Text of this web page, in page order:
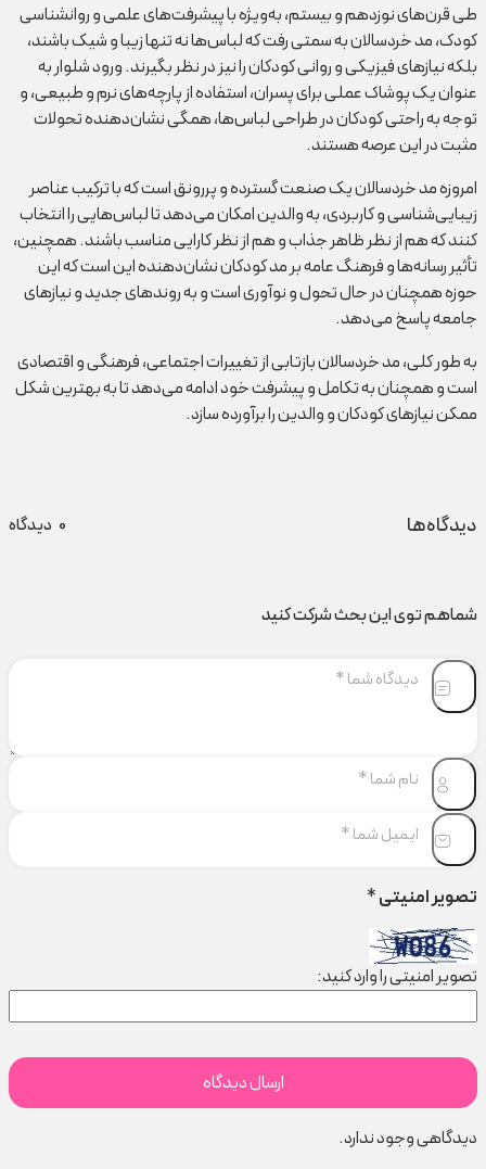
طی قرن‌های نوزدهم و بیستم، به‌ویژه با پیشرفت‌های علمی و روانشناسی
کودک، مد خردسالان به سمتی رفت که لباس‌ها نه تنها زیبا و شیک باشند،
بلکه نیازهای فیزیکی و روانی کودکان را نیز در نظر بگیرند. ورود شلوار به
عنوان یک پوشاک عملی برای پسران، استفاده از پارچه‌های نرم و طبیعی، و
توجه به راحتی کودکان در طراحی لباس‌ها، همگی نشان‌دهنده تحولات
مثبت در این عرصه هستند.
امروزه مد خردسالان یک صنعت گسترده و پررونق است که با ترکیب عناصر
زیبایی‌شناسی و کاربردی، به والدین امکان می‌دهد تا لباس‌هایی را انتخاب
کنند که هم از نظر ظاهر جذاب و هم از نظر کارایی مناسب باشند. همچنین،
تأثیر رسانه‌ها و فرهنگ عامه بر مد کودکان نشان‌دهنده این است که این
حوزه همچنان در حال تحول و نوآوری است و به روندهای جدید و نیازهای
جامعه پاسخ می‌دهد.
به طور کلی، مد خردسالان بازتابی از تغییرات اجتماعی، فرهنگی و اقتصادی
است و همچنان به تکامل و پیشرفت خود ادامه می‌دهد تا به بهترین شکل
ممکن نیازهای کودکان و والدین را برآورده سازد.
دیدگاه‌ها 0 دیدگاه
شماهم توی این بحث شرکت کنید
تصویر امنیتی*
تصویر امنیتی را وارد کنید:
دیدگاهی وجود ندارد.